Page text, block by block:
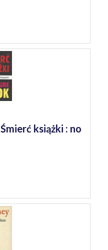
książki : no